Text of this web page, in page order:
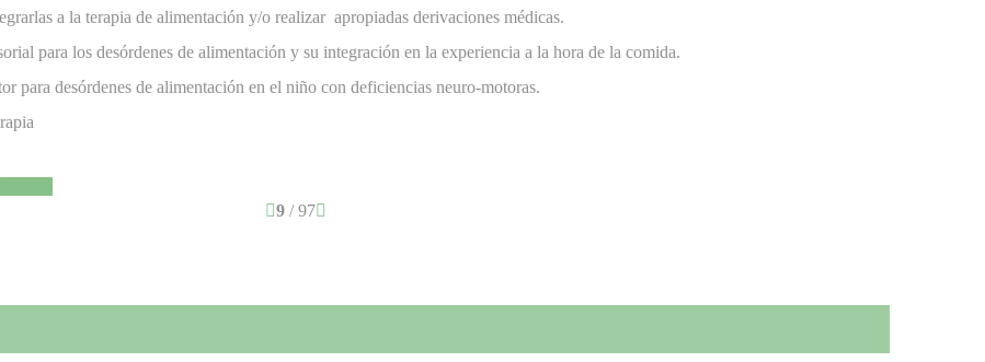
a la terapia de alimentación y/o realizar apropiadas derivaciones médicas.
para los desórdenes de alimentación y su integración en la experiencia a la hora de la comida.
desórdenes de alimentación en el niño con deficiencias neuro-motoras.
9 / 97